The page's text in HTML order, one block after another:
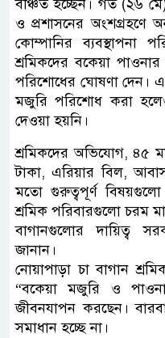
বঞ্চিত হচ্ছেন। গত (২৬ মে)
ও প্রশাসনের অংশগ্রহণে
কোম্পানির ব্যবস্থাপনা
শ্রমিকদের বকেয়া
পরিশোধের ঘোষণা দেন।
মজুরি পরিশোধ করা
দেওয়া হয়নি।
শ্রমিকদের অভিযোগ, ৪৫
টাকা, এরিয়ার বিল,
মতো গুরুত্বপূর্ণ
শ্রমিক পরিবারগুলো চরম
বাগানগুলোর দায়িত্ব
জানান।
নোয়াপাড়া চা বাগান
“বকেয়া মজুরি ও
জীবনযাপন করছেন।
সমাধান হচ্ছে না।